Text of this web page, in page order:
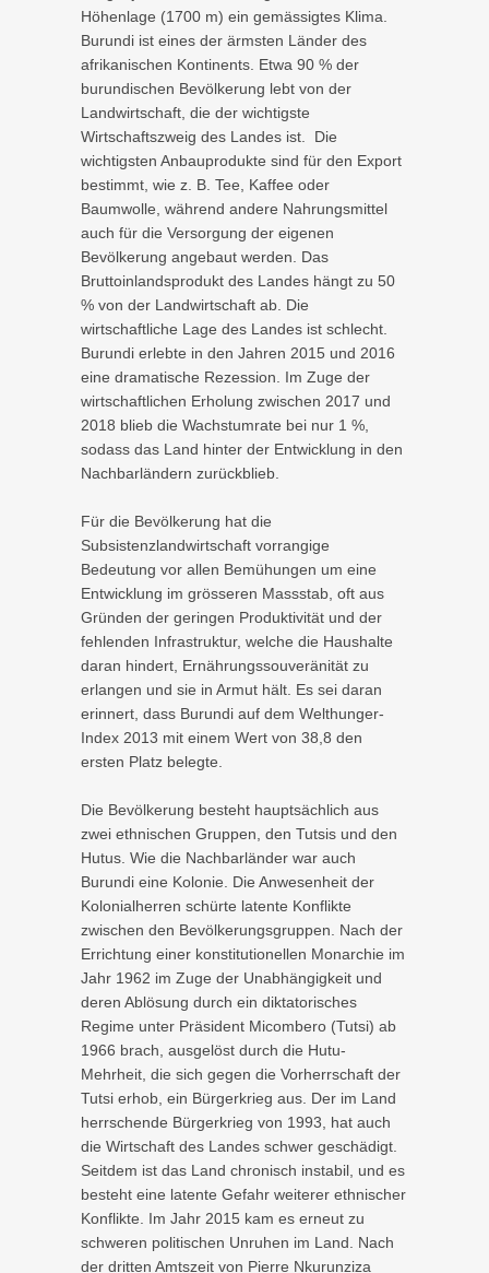
Höhenlage (1700 m) ein gemässigtes Klima.
Burundi ist eines der ärmsten Länder des
afrikanischen Kontinents. Etwa 90 % der
burundischen Bevölkerung lebt von der
Landwirtschaft, die der wichtigste
Wirtschaftszweig des Landes ist. Die
wichtigsten Anbauprodukte sind für den Export
bestimmt, wie z. B. Tee, Kaffee oder
Baumwolle, während andere Nahrungsmittel
auch für die Versorgung der eigenen
Bevölkerung angebaut werden. Das
Bruttoinlandsprodukt des Landes hängt zu 50
% von der Landwirtschaft ab. Die
wirtschaftliche Lage des Landes ist schlecht.
Burundi erlebte in den Jahren 2015 und 2016
eine dramatische Rezession. Im Zuge der
wirtschaftlichen Erholung zwischen 2017 und
2018 blieb die Wachstumrate bei nur 1 %,
sodass das Land hinter der Entwicklung in den
Nachbarländern zurückblieb.
Für die Bevölkerung hat die
Subsistenzlandwirtschaft vorrangige
Bedeutung vor allen Bemühungen um eine
Entwicklung im grösseren Massstab, oft aus
Gründen der geringen Produktivität und der
fehlenden Infrastruktur, welche die Haushalte
daran hindert, Ernährungssouveränität zu
erlangen und sie in Armut hält. Es sei daran
erinnert, dass Burundi auf dem Welthunger-
Index 2013 mit einem Wert von 38,8 den
ersten Platz belegte.
Die Bevölkerung besteht hauptsächlich aus
zwei ethnischen Gruppen, den Tutsis und den
Hutus. Wie die Nachbarländer war auch
Burundi eine Kolonie. Die Anwesenheit der
Kolonialherren schürte latente Konflikte
zwischen den Bevölkerungsgruppen. Nach der
Errichtung einer konstitutionellen Monarchie im
Jahr 1962 im Zuge der Unabhängigkeit und
deren Ablösung durch ein diktatorisches
Regime unter Präsident Micombero (Tutsi) ab
1966 brach, ausgelöst durch die Hutu-
Mehrheit, die sich gegen die Vorherrschaft der
Tutsi erhob, ein Bürgerkrieg aus. Der im Land
herrschende Bürgerkrieg von 1993, hat auch
die Wirtschaft des Landes schwer geschädigt.
Seitdem ist das Land chronisch instabil, und es
besteht eine latente Gefahr weiterer ethnischer
Konflikte. Im Jahr 2015 kam es erneut zu
schweren politischen Unruhen im Land. Nach
der dritten Amtszeit von Pierre Nkurunziza